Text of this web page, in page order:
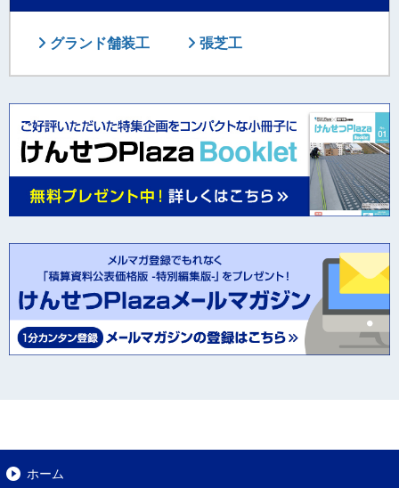
グランド舗装工 張芝工
ホーム